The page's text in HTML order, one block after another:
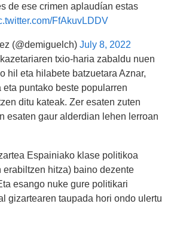
de ese crimen aplaudían estas
FfAkuvLDDV
(@demiguelch)July 8, 2022
txio-haria zabaldu nuen
hil eta hilabete batzuetara Aznar,
eta puntako beste popularren
ditu kateak. Zer esaten zuten
esaten gaur alderdian lehen lerroan
Espainiako klase politikoa
erabiltzen hitza) baino dezente
esango nuke gure politikari
gizartearen taupada hori ondo ulertu